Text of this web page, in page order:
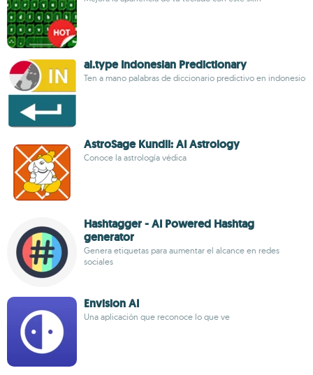
ai.type Indonesian Predictionary
Ten a mano palabras de diccionario predictivo en indonesio
AstroSage Kundli: AI Astrology
Conoce la astrología védica
Hashtagger - AI Powered Hashtag
generator
Genera etiquetas para aumentar el alcance en redes
sociales
Envision AI
Una aplicación que reconoce lo que ve